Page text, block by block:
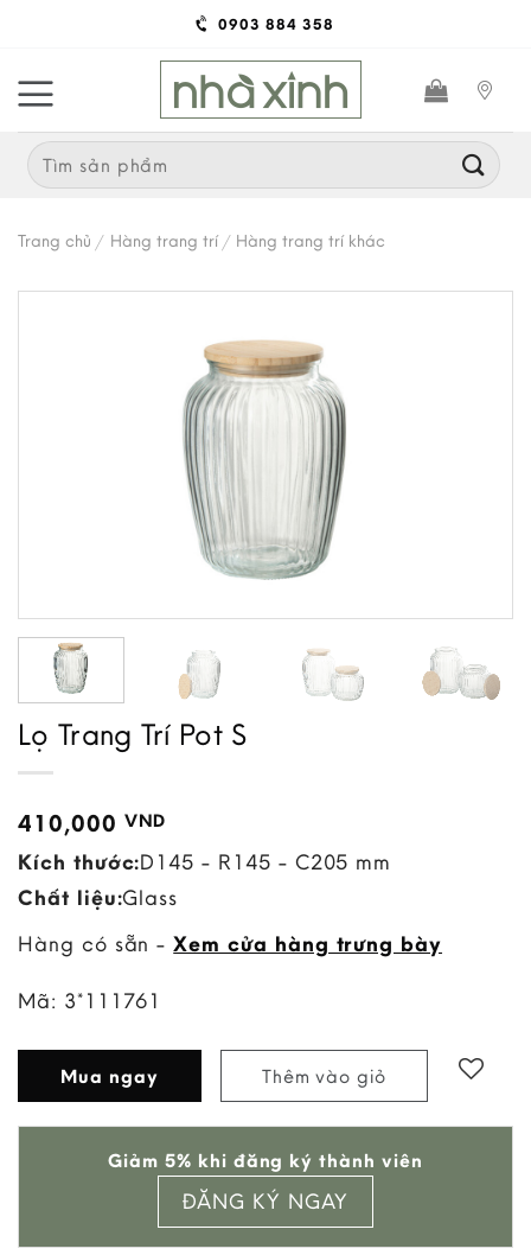
content
0903 884 358
Search
for:
Trang chủ / Hàng trang trí / Hàng trang trí khác
Lọ Trang Trí Pot S
410,000 VND
Kích thước:D145 - R145 - C205 mm
Chất liệu:Glass
Hàng có sẵn -Xem cửa hàng trưng bày
Mã: 3*111761
Mua ngay Thêm vào giỏ
wishlist
Giảm 5% khi đăng ký thành viên
ĐĂNG KÝ NGAY